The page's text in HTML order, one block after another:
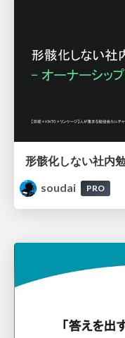
soudai
PRO